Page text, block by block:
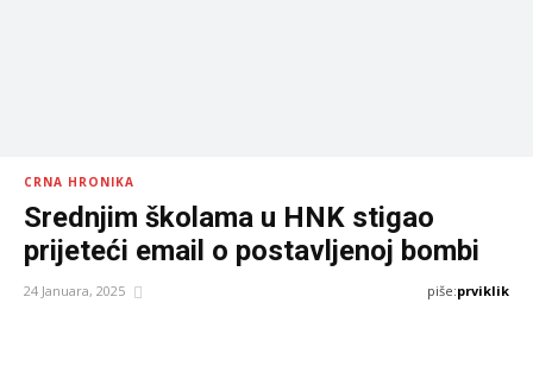
CRNA HRONIKA
Srednjim školama u HNK stigao
prijeteći email o postavljenoj bombi
24 Januara, 2025 piše:prviklik